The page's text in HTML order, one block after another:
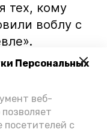
Персональных
веб-
посетителей с
тех, кому
воблу с